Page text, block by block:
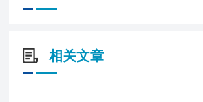
相关文章